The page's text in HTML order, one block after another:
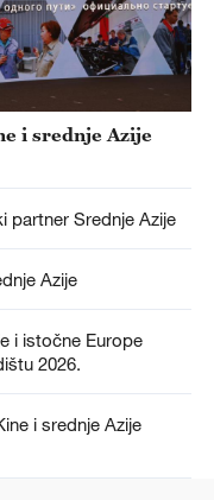
i srednje Azije
partner Srednje Azije
Azije
i istočne Europe
2026.
i srednje Azije